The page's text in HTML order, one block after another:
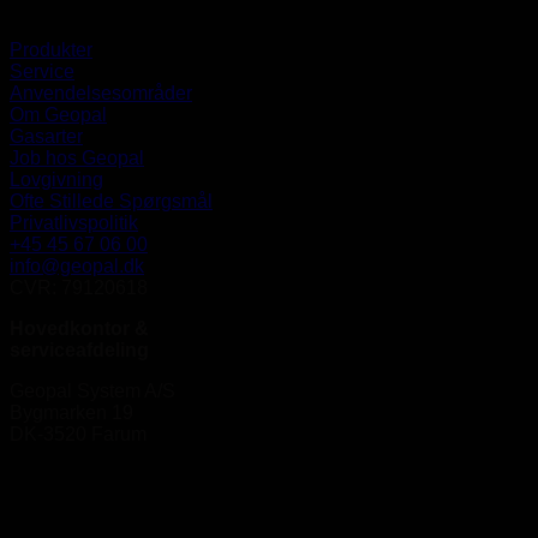
Produkter
Service
Anvendelsesområder
Om Geopal
Gasarter
Job hos Geopal
Lovgivning
Ofte Stillede Spørgsmål
Privatlivspolitik
+45 45 67 06 00
info@geopal.dk